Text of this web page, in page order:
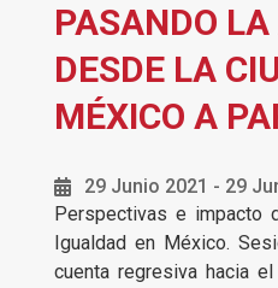
menuPASANDO
DESDE LA
MÉXICO A
29 Junio 2021 - 29
Perspectivas e impacto
Igualdad en México.
cuenta regresiva hacia el